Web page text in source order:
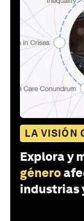
LA VISIÓN
Explora y
género
industrias